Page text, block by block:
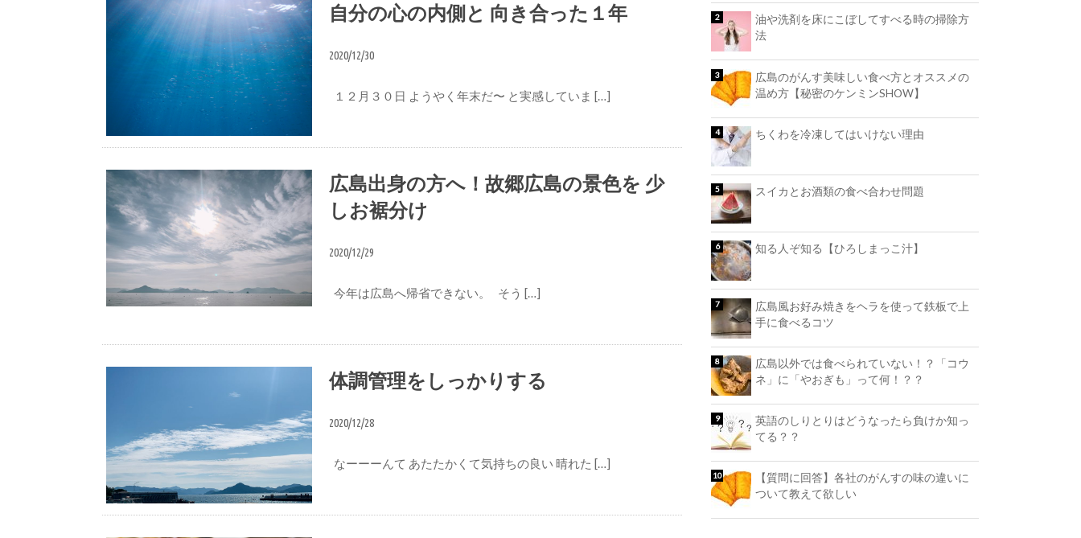
自分の心の内側と 向き合った１年
2020/12/30
１２月３０日 ようやく年末だ〜 と実感していま […]
広島出身の方へ！故郷広島の景色を 少
しお裾分け
2020/12/29
今年は広島へ帰省できない。 そう […]
体調管理をしっかりする
2020/12/28
なーーーんて あたたかくて気持ちの良い 晴れた […]
油や洗剤を床にこぼしてすべる時の掃除方
法
広島のがんす美味しい食べ方とオススメの
温め方【秘密のケンミンSHOW】
ちくわを冷凍してはいけない理由
スイカとお酒類の食べ合わせ問題
知る人ぞ知る【ひろしまっこ汁】
広島風お好み焼きをヘラを使って鉄板で上
手に食べるコツ
広島以外では食べられていない！？「コウ
ネ」に「やおぎも」って何！？？
英語のしりとりはどうなったら負けか知っ
てる？？
【質問に回答】各社のがんすの味の違いに
ついて教えて欲しい